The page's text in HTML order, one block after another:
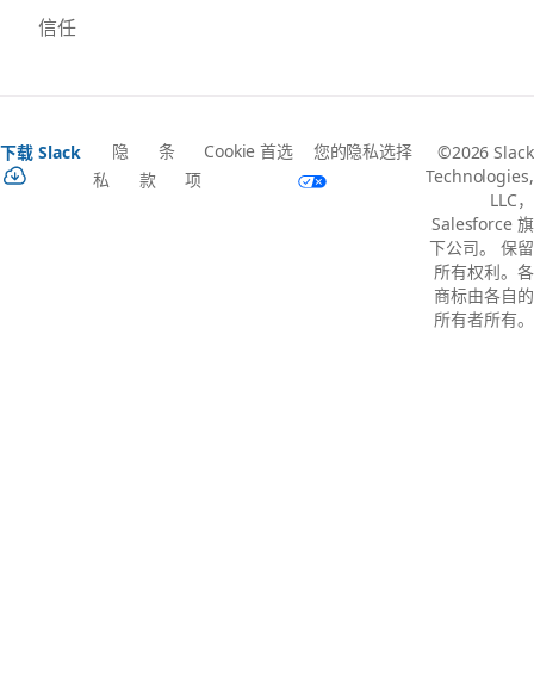
信任
下载 Slack
隐
私
条
款
Cookie 首选
项
您的隐私选择
©2026 Slack
Technologies,
LLC，
Salesforce 旗
下公司。 保留
所有权利。各
商标由各自的
所有者所有。